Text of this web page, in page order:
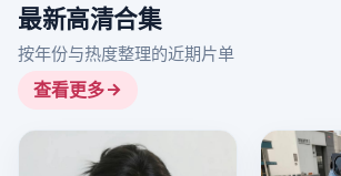
最新高清合集
按年份与热度整理的近期片单
查看更多